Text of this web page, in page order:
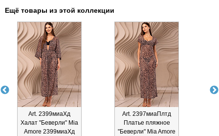
Ещё товары из этой коллекции
Art. 2399миаХд
Халат "Беверли" Mia
Amore 2399миаХд
Art. 2397миаПлтд
Платье пляжное
"Беверли" Mia Amore